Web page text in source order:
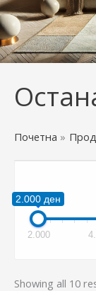
Почетна
2.000 ден
2.000
Showing all 10